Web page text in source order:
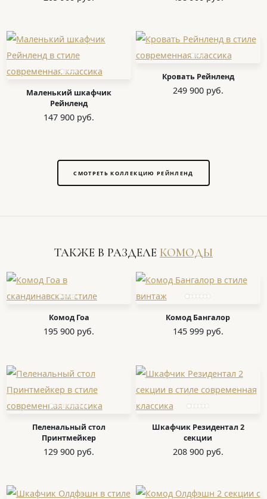
Маленький шкафчик
Рейнленд
147 900 руб.
Кровать Рейнленд
249 900 руб.
СМОТРЕТЬ КОЛЛЕКЦИЮ РЕЙНЛЕНД
ТАКЖЕ В РАЗДЕЛЕ КОМОДЫ
Комод Гоа
195 900 руб.
Комод Бангалор
145 999 руб.
Пеленальный стол
Принтмейкер
129 900 руб.
Шкафчик Резидентал 2
секции
208 900 руб.